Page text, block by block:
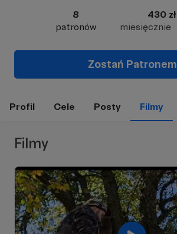
8
patronów
430 zł
miesięcznie
Zostań Patronem
Profil Cele Posty Filmy
Filmy